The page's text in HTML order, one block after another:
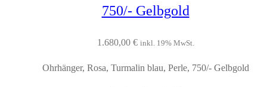
750/- Gelbgold
1.680,00 € inkl. 19% MwSt.
Ohrhänger, Rosa, Turmalin blau, Perle, 750/- Gelbgold